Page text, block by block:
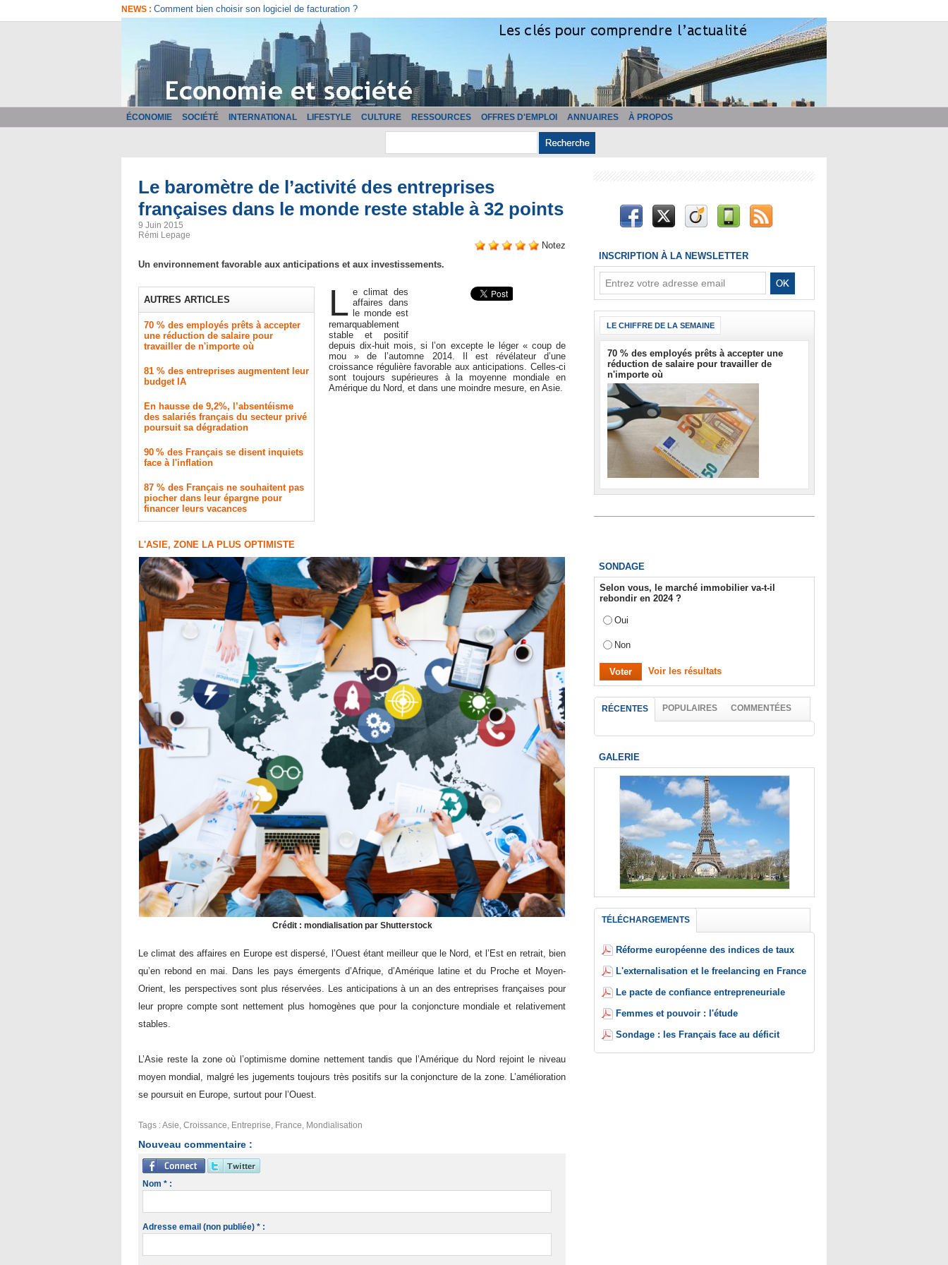
NEWS : Comment bien choisir son logiciel de facturation ?
ÉCONOMIE SOCIÉTÉ INTERNATIONAL LIFESTYLE CULTURE RESSOURCES OFFRES D'EMPLOI ANNUAIRES À PROPOS
Le baromètre de l’activité des entreprises
françaises dans le monde reste stable à 32 points
9 Juin 2015
Rémi Lepage
Notez
Un environnement favorable aux anticipations et aux investissements.
AUTRES ARTICLES
70 % des employés prêts à accepter
une réduction de salaire pour
travailler de n'importe où
81 % des entreprises augmentent leur
budget IA
En hausse de 9,2%, l’absentéisme
des salariés français du secteur privé
poursuit sa dégradation
90 % des Français se disent inquiets
face à l'inflation
87 % des Français ne souhaitent pas
piocher dans leur épargne pour
financer leurs vacances
L e climat des
affaires dans
le monde est
remarquablement
stable et positif
depuis dix-huit mois, si l’on excepte le léger « coup de
mou » de l’automne 2014. Il est révélateur d’une
croissance régulière favorable aux anticipations. Celles-ci
sont toujours supérieures à la moyenne mondiale en
Amérique du Nord, et dans une moindre mesure, en Asie.
L'ASIE, ZONE LA PLUS OPTIMISTE
Crédit : mondialisation par Shutterstock
Le climat des affaires en Europe est dispersé, l’Ouest étant meilleur que le Nord, et l’Est en retrait, bien
qu’en rebond en mai. Dans les pays émergents d’Afrique, d’Amérique latine et du Proche et Moyen-
Orient, les perspectives sont plus réservées. Les anticipations à un an des entreprises françaises pour
leur propre compte sont nettement plus homogènes que pour la conjoncture mondiale et relativement
stables.
L’Asie reste la zone où l’optimisme domine nettement tandis que l’Amérique du Nord rejoint le niveau
moyen mondial, malgré les jugements toujours très positifs sur la conjoncture de la zone. L’amélioration
se poursuit en Europe, surtout pour l’Ouest.
Tags :Asie, Croissance, Entreprise, France, Mondialisation
Nouveau commentaire :
Nom * :
Adresse email (non publiée) * :
INSCRIPTION À LA NEWSLETTER
LE CHIFFRE DE LA SEMAINE
70 % des employés prêts à accepter une
réduction de salaire pour travailler de
n'importe où
SONDAGE
Selon vous, le marché immobilier va-t-il
rebondir en 2024 ?
Oui
Non
Voir les résultats
RÉCENTES POPULAIRES COMMENTÉES
GALERIE
TÉLÉCHARGEMENTS
Réforme européenne des indices de taux
L'externalisation et le freelancing en France
Le pacte de confiance entrepreneuriale
Femmes et pouvoir : l'étude
Sondage : les Français face au déficit